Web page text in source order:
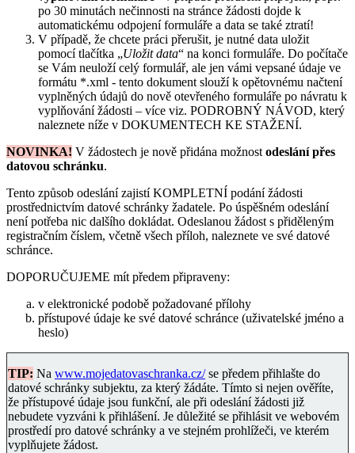
po 30 minutách nečinnosti na stránce žádosti dojde k
automatickému odpojení formuláře a data se také ztratí!
V případě, že chcete práci přerušit, je nutné data uložit
pomocí tlačítka „Uložit data“ na konci formuláře. Do počítače
se Vám neuloží celý formulář, ale jen vámi vepsané údaje ve
formátu *.xml - tento dokument slouží k opětovnému načtení
vyplněných údajů do nově otevřeného formuláře po návratu k
vyplňování žádosti – více viz. PODROBNÝ NÁVOD, který
naleznete níže v DOKUMENTECH KE STAŽENÍ.
NOVINKA! V žádostech je nově přidána možnost odeslání přes
datovou schránku.
Tento způsob odeslání zajistí KOMPLETNÍ podání žádosti
prostřednictvím datové schránky žadatele. Po úspěšném odeslání
není potřeba nic dalšího dokládat. Odeslanou žádost s přiděleným
registračním číslem, včetně všech příloh, naleznete ve své datové
schránce.
DOPORUČUJEME mít předem připraveny:
v elektronické podobě požadované přílohy
přístupové údaje ke své datové schránce (uživatelské jméno a
heslo)
TIP: Na www.mojedatovaschranka.cz/se předem přihlašte do
datové schránky subjektu, za který žádáte. Tímto si nejen ověříte,
že přístupové údaje jsou funkční, ale při odeslání žádosti již
nebudete vyzváni k přihlášení. Je důležité se přihlásit ve webovém
prostředí pro datové schránky a ve stejném prohlížeči, ve kterém
vyplňujete žádost.